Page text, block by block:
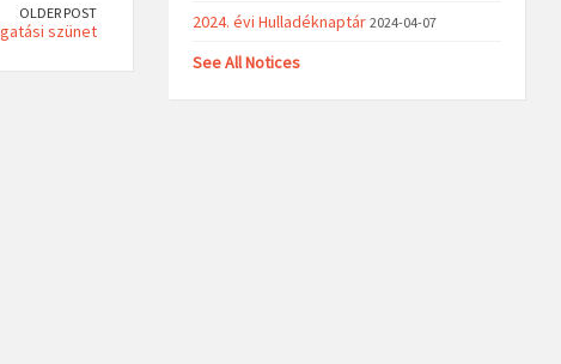
OLDER POST
szünet
2024. évi Hulladéknaptár 2024-04-07
See All Notices